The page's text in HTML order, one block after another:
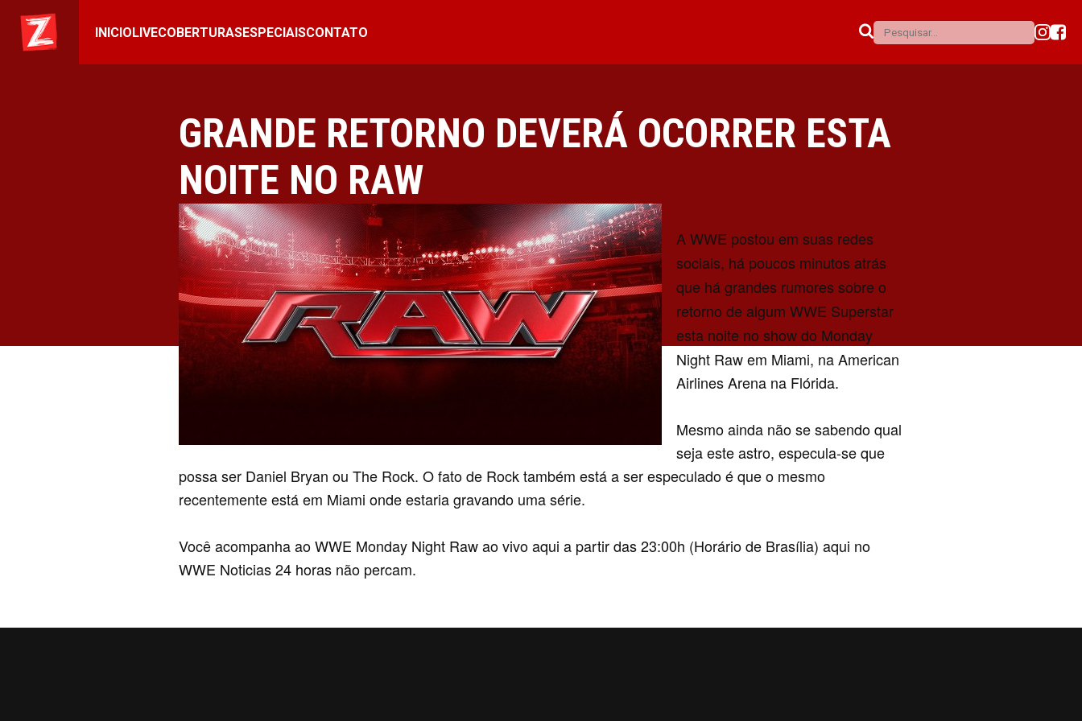
INICIOLIVECOBERTURASESPECIAISCONTATO
GRANDE RETORNO DEVERÁ OCORRER ESTA
NOITE NO RAW
A WWE postou em suas redes
sociais, há poucos minutos atrás
que há grandes rumores sobre o
retorno de algum WWE Superstar
esta noite no show do Monday
Night Raw em Miami, naAmerican
Airlines Arena na Flórida.
Mesmo ainda não se sabendo qual
seja este astro, especula-se que
possa ser Daniel Bryan ou The Rock. O fato de Rock também está a ser especulado é que o mesmo
recentemente está em Miami onde estaria gravando uma série.
Você acompanha ao WWE Monday Night Raw ao vivo aqui a partir das 23:00h (Horário de Brasília) aqui no
WWE Noticias 24 horas não percam.